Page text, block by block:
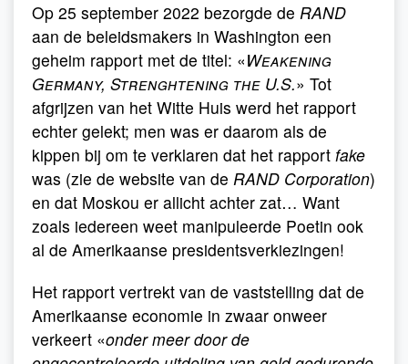
Op 25 september 2022 bezorgde de RAND
aan de beleidsmakers in Washington een
geheim rapport met de titel: «Weakening
Germany, Strenghtening the U.S.» Tot
afgrijzen van het Witte Huis werd het rapport
echter gelekt; men was er daarom als de
kippen bij om te verklaren dat het rapport fake
was (zie de website van de RAND Corporation)
en dat Moskou er allicht achter zat… Want
zoals iedereen weet manipuleerde Poetin ook
al de Amerikaanse presidentsverkiezingen!
Het rapport vertrekt van de vaststelling dat de
Amerikaanse economie in zwaar onweer
verkeert «onder meer door de